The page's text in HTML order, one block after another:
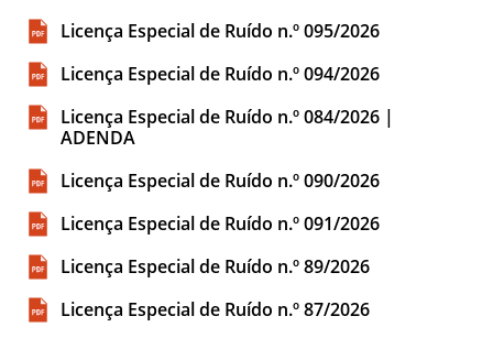
Licença Especial de Ruído n.º 095/2026
Licença Especial de Ruído n.º 094/2026
Licença Especial de Ruído n.º 084/2026 |
ADENDA
Licença Especial de Ruído n.º 090/2026
Licença Especial de Ruído n.º 091/2026
Licença Especial de Ruído n.º 89/2026
Licença Especial de Ruído n.º 87/2026